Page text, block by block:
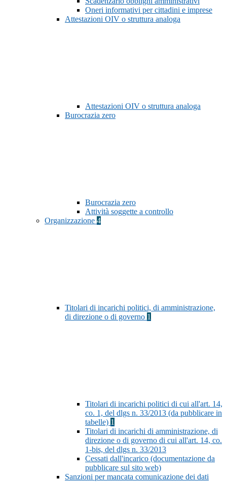
Oneri informativi per cittadini e imprese
Attestazioni OIV o struttura analoga
Attestazioni OIV o struttura analoga
Burocrazia zero
Burocrazia zero
Attività soggette a controllo
Organizzazione 4
Titolari di incarichi politici, di amministrazione,
di direzione o di governo 1
Titolari di incarichi politici di cui all'art. 14,
co. 1, del dlgs n. 33/2013 (da pubblicare in
tabelle) 1
Titolari di incarichi di amministrazione, di
direzione o di governo di cui all'art. 14, co.
1-bis, del dlgs n. 33/2013
Cessati dall'incarico (documentazione da
pubblicare sul sito web)
Sanzioni per mancata comunicazione dei dati